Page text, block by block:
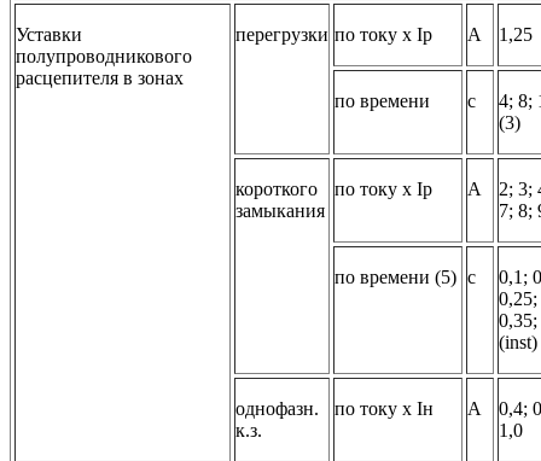
Уставки
полупроводникового
расцепителя в зонах
перегрузки по току x Ip A 1,25
по времени с
4; 8;
(3)
короткого
замыкания
по току x Ip A
2; 3;
7; 8;
по времени (5) с
0,1;
однофазн.
к.з.
по току x Iн A
0,4;
1,0